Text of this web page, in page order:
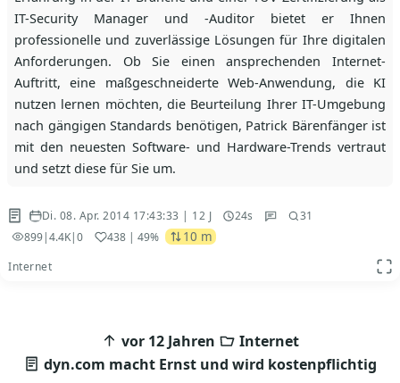
IT-Security Manager und -Auditor bietet er Ihnen
professionelle und zuverlässige Lösungen für Ihre digitalen
Anforderungen. Ob Sie einen ansprechenden Internet-
Auftritt, eine maßgeschneiderte Web-Anwendung, die KI
nutzen lernen möchten, die Beurteilung Ihrer IT-Umgebung
nach gängigen Standards benötigen, Patrick Bärenfänger ist
mit den neuesten Software- und Hardware-Trends vertraut
und setzt diese für Sie um.
Di. 08. Apr. 2014 17:43:33 | 12 J 24s
31
899|4.4K|0 438| 49% 10 m
Internet
vor 12 Jahren
Internet
dyn.com macht Ernst und wird kostenpflichtig